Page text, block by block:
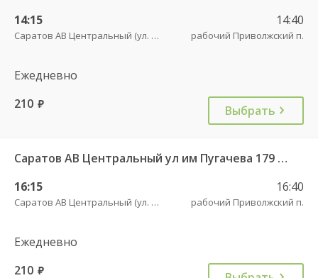
14:15
Саратов АВ Центральный (ул. им. Пугачева, 179 А)
14:40
рабочий Приволжский п.
Ежедневно
210 руб. Выбрать
Саратов АВ Центральный ул им Пугачева 179 А — Старая Полтавка
16:15
Саратов АВ Центральный (ул. им. Пугачева, 179 А)
16:40
рабочий Приволжский п.
Ежедневно
210 руб.